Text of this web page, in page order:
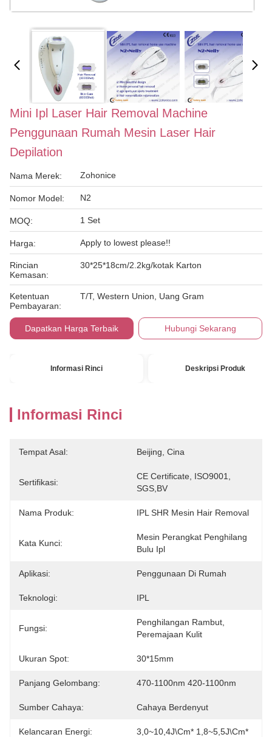
Mini Ipl Laser Hair Removal Machine
Penggunaan Rumah Mesin Laser Hair
Depilation
Nama Merek: Zohonice
Nomor Model: N2
MOQ: 1 Set
Harga: Apply to lowest please!!
Rincian
Kemasan:
30*25*18cm/2.2kg/kotak Karton
Ketentuan
Pembayaran:
T/T, Western Union, Uang Gram
Dapatkan Harga Terbaik Hubungi Sekarang
Informasi Rinci Deskripsi Produk
Informasi Rinci
Tempat Asal: Beijing, Cina
Sertifikasi:
CE Certificate, ISO9001,
SGS,BV
Nama Produk: IPL SHR Mesin Hair Removal
Kata Kunci:
Mesin Perangkat Penghilang
Bulu Ipl
Aplikasi: Penggunaan Di Rumah
Teknologi: IPL
Fungsi:
Penghilangan Rambut,
Peremajaan Kulit
Ukuran Spot: 30*15mm
Panjang Gelombang: 470-1100nm 420-1100nm
Sumber Cahaya: Cahaya Berdenyut
Kelancaran Energi: 3,0~10,4J\cm* 1,8~5,5J\cm*